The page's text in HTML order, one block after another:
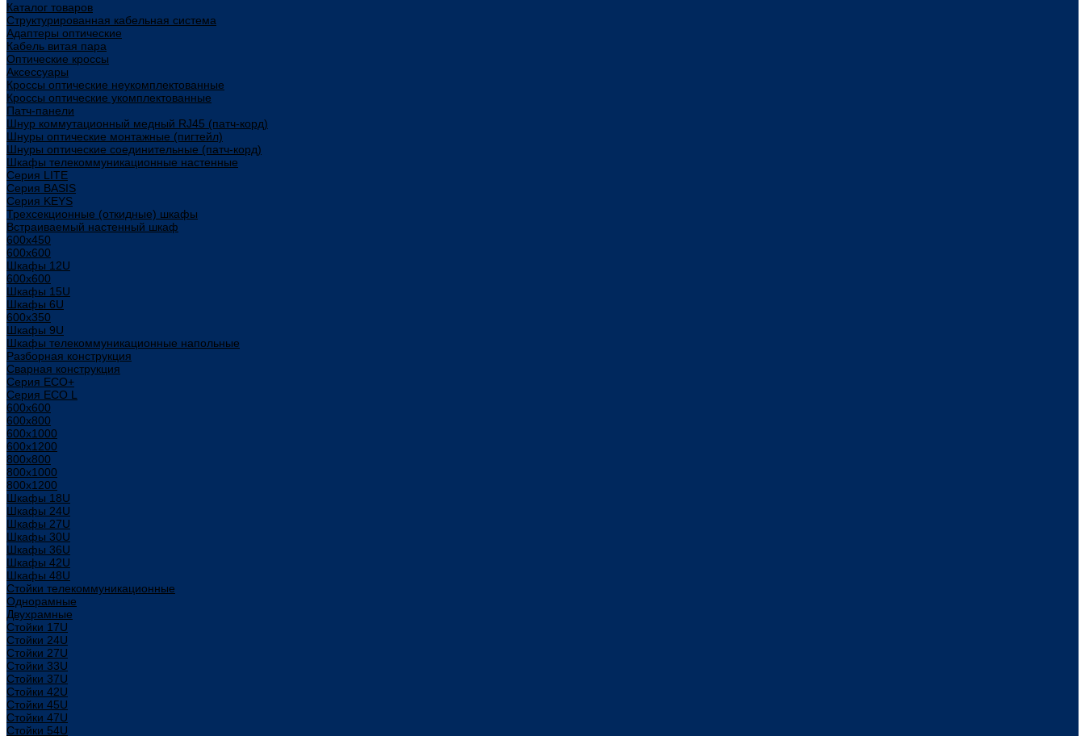
Каталог товаров
Структурированная кабельная система
Адаптеры оптические
Кабель витая пара
Оптические кроссы
Аксессуары
Кроссы оптические неукомплектованные
Кроссы оптические укомплектованные
Патч-панели
Шнур коммутационный медный RJ45 (патч-корд)
Шнуры оптические монтажные (пигтейл)
Шнуры оптические соединительные (патч-корд)
Шкафы телекоммуникационные настенные
Cерия LITE
Cерия BASIS
Cерия KEYS
Трехсекционные (откидные) шкафы
Встраиваемый настенный шкаф
600x450
600x600
Шкафы 12U
600x600
Шкафы 15U
Шкафы 6U
600x350
Шкафы 9U
Шкафы телекоммуникационные напольные
Разборная конструкция
Сварная конструкция
Серия ECO+
Серия ECO L
600x600
600x800
600х1000
600х1200
800x800
800х1000
800х1200
Шкафы 18U
Шкафы 24U
Шкафы 27U
Шкафы 30U
Шкафы 36U
Шкафы 42U
Шкафы 48U
Стойки телекоммуникационные
Однорамные
Двухрамные
Стойки 17U
Стойки 24U
Стойки 27U
Стойки 33U
Стойки 37U
Стойки 42U
Стойки 45U
Стойки 47U
Стойки 54U